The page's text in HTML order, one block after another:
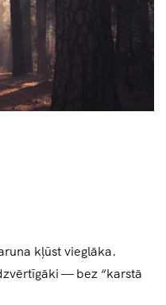
kļūst vieglāka.
— bez “karstā